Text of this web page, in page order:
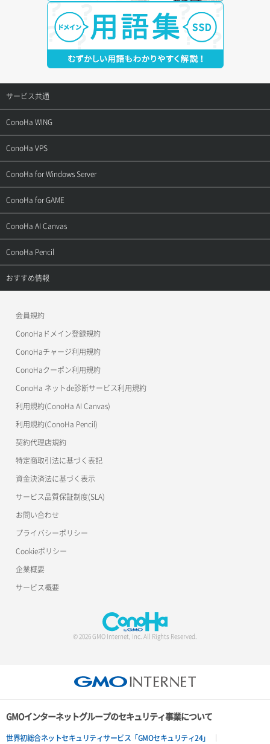
サービス共通
サポートトップ
ご契約・お支払い
用語集
お問い合わせ
ConoHa WING
サポートトップ
ご利用ガイド
お乗り換えガイド
よくある質問
ConoHa VPS
サポートトップ
ご利用ガイド
APIドキュメントVPS2.0
APIドキュメントVPS3.0
ConoHa for Windows Server
サポートトップ
ご利用ガイド
APIドキュメントVPS2.0
APIドキュメントVPS3.0
ConoHa for GAME
サポートトップ
ご利用ガイド
ConoHa AI Canvas
サポートトップ
ご利用ガイド
ConoHa Pencil
サポートトップ
おすすめ情報
美雲このは徹底ガイド
会員規約
ConoHaドメイン登録規約
ConoHaチャージ利用規約
ConoHaクーポン利用規約
ConoHa ネットde診断サービス利用規約
利用規約(ConoHa AI Canvas)
利用規約(ConoHa Pencil)
契約代理店規約
特定商取引法に基づく表記
資金決済法に基づく表示
サービス品質保証制度(SLA)
お問い合わせ
プライバシーポリシー
Cookieポリシー
企業概要
サービス概要
© 2026 GMO Internet, Inc. All Rights Reserved.
GMOインターネットグループのセキュリティ事業について
世界初総合ネットセキュリティサービス「GMOセキュリティ24」